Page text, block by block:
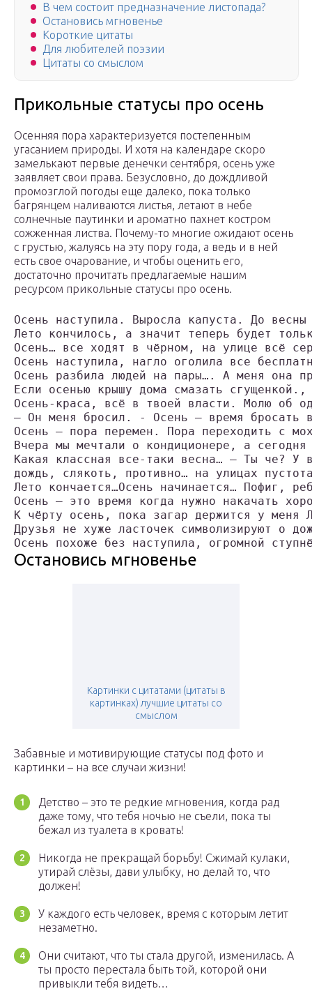
В чем состоит предназначение листопада?
Остановись мгновенье
Короткие цитаты
Для любителей поэзии
Цитаты со смыслом
Прикольные статусы про осень
Осенняя пора характеризуется постепенным
угасанием природы. И хотя на календаре скоро
замелькают первые денечки сентября, осень уже
заявляет свои права. Безусловно, до дождливой
промозглой погоды еще далеко, пока только
багрянцем наливаются листья, летают в небе
солнечные паутинки и ароматно пахнет костром
сожженная листва. Почему-то многие ожидают осень
с грустью, жалуясь на эту пору года, а ведь и в ней
есть свое очарование, и чтобы оценить его,
достаточно прочитать предлагаемые нашим
ресурсом прикольные статусы про осень.
Осень наступила. Выросла капуста. До
Лето кончилось, а значит теперь будет
Осень… все ходят в чёрном, на улице всё
Осень наступила, нагло оголила все
Осень разбила людей на пары…. А меня она
Если осенью крышу дома смазать
Осень-краса, всё в твоей власти. Молю об
– Он меня бросил. - Осень – время бросать
Осень — пора перемен. Пора переходить с
Вчера мы мечтали о кондиционере, а
Какая классная все-таки весна… – Ты че?
дождь, слякоть, противно… на улицах
Лето кончается…Осень начинается… Пофиг,
Осень – это время когда нужно накачать
К чёрту осень, пока загар держится у меня
Друзья не хуже ласточек символизируют о
Осень похоже без наступила, огромной
Остановись мгновенье
Картинки с цитатами (цитаты в
картинках) лучшие цитаты со
смыслом
Забавные и мотивирующие статусы под фото и
картинки – на все случаи жизни!
Детство – это те редкие мгновения, когда рад
даже тому, что тебя ночью не съели, пока ты
бежал из туалета в кровать!
Никогда не прекращай борьбу! Сжимай кулаки,
утирай слёзы, дави улыбку, но делай то, что
должен!
У каждого есть человек, время с которым летит
незаметно.
Они считают, что ты стала другой, изменилась. А
ты просто перестала быть той, которой они
привыкли тебя видеть…